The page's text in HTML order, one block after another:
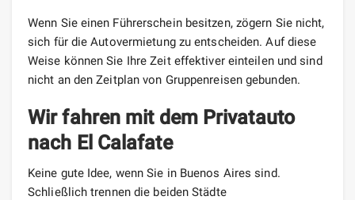
Wenn Sie einen Führerschein besitzen, zögern Sie nicht,
sich für die Autovermietung zu entscheiden. Auf diese
Weise können Sie Ihre Zeit effektiver einteilen und sind
nicht an den Zeitplan von Gruppenreisen gebunden.
Wir fahren mit dem Privatauto
nach El Calafate
Keine gute Idee, wenn Sie in Buenos Aires sind.
Schließlich trennen die beiden Städte